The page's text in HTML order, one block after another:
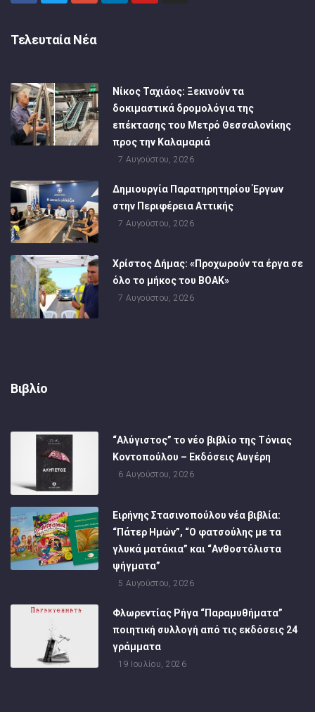
Τελευταία Νέα
Νίκος Ταχιάος: Ξεκινούν τα
δοκιμαστικά δρομολόγια της
επέκτασης του Μετρό Θεσσαλονίκης
προς την Καλαμαριά
7 Αυγούστου, 2026
Δημιουργία Παρατηρητηρίου Έργων
στην Περιφέρεια Αττικής
7 Αυγούστου, 2026
Χρίστος Δήμας: «Προχωρούν τα έργα σε
όλο το μήκος του ΒΟΑΚ»
7 Αυγούστου, 2026
Βιβλίο
“Αλύγιστος” το νέο βιβλίο της Τόνιας
Κοντοπούλου – Εκδόσεις Αυγέρη
6 Αυγούστου, 2026
Ειρήνης Στασινοπούλου νέα βιβλία:
“Πάτερ Ημών”, “Ο φατσούλης με τα
γλυκά ματάκια” και “Ανθοστόλιστα
ψήγματα”
5 Αυγούστου, 2026
Φλωρεντίας Ρήγα “Παραμυθήματα”
ποιητική συλλογή από τις εκδόσεις 24
γράμματα
19 Ιουλίου, 2026